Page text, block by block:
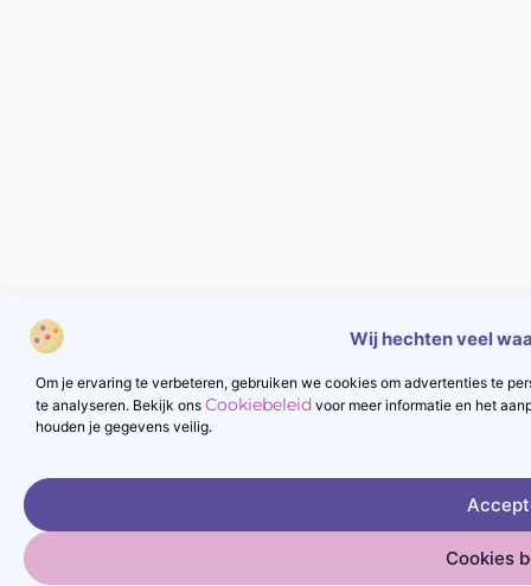
Wij hechten veel
Om je ervaring te verbeteren, gebruiken we cookies om advertenties te
te analyseren. Bekijk ons Cookiebeleid voor meer informatie en het
houden je gegevens veilig.
Cookies